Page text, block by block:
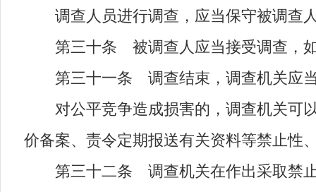
调查人员进行调查，应当保守被调查
第三十条 被调查人应当接受调查，如
第三十一条 调查结束，调查机关应当
对公平竞争造成损害的，调查机关可以
价备案、责令定期报送有关资料等禁止性
第三十二条 调查机关在作出采取禁止